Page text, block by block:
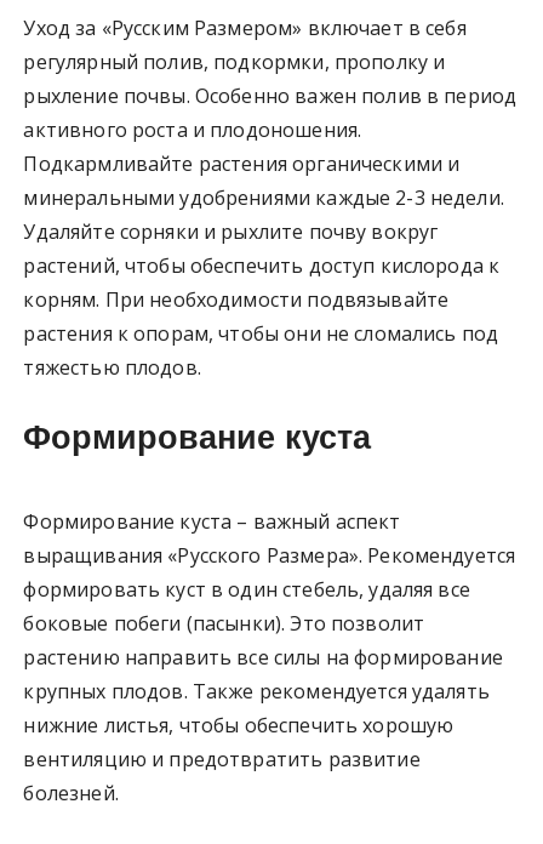
Уход за «Русским Размером» включает в себя
регулярный полив, подкормки, прополку и
рыхление почвы. Особенно важен полив в период
активного роста и плодоношения.
Подкармливайте растения органическими и
минеральными удобрениями каждые 2-3 недели.
Удаляйте сорняки и рыхлите почву вокруг
растений, чтобы обеспечить доступ кислорода к
корням. При необходимости подвязывайте
растения к опорам, чтобы они не сломались под
тяжестью плодов.
Формирование куста
Формирование куста – важный аспект
выращивания «Русского Размера». Рекомендуется
формировать куст в один стебель, удаляя все
боковые побеги (пасынки). Это позволит
растению направить все силы на формирование
крупных плодов. Также рекомендуется удалять
нижние листья, чтобы обеспечить хорошую
вентиляцию и предотвратить развитие
болезней.